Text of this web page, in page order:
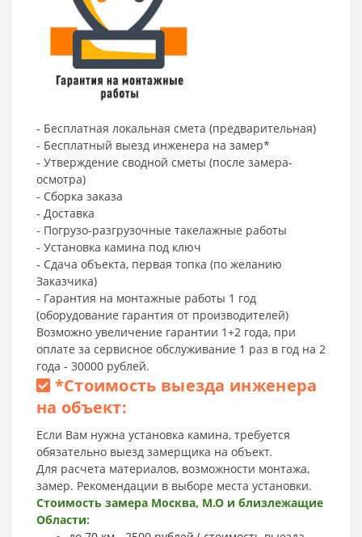
- Бесплатная локальная смета (предварительная)
- Бесплатный выезд инженера на замер*
- Утверждение сводной сметы (после замера-
осмотра)
- Сборка заказа
- Доставка
- Погрузо-разгрузочные такелажные работы
- Установка камина под ключ
- Сдача объекта, первая топка (по желанию
Заказчика)
- Гарантия на монтажные работы 1 год
(оборудование гарантия от производителей)
Возможно увеличение гарантии 1+2 года, при
оплате за сервисное обслуживание 1 раз в год на 2
года - 30000 рублей.
*Стоимость выезда инженера
на объект:
Если Вам нужна установка камина, требуется
обязательно выезд замерщика на объект.
Для расчета материалов, возможности монтажа,
замер. Рекомендации в выборе места установки.
Стоимость замера Москва, М.О и близлежащие
Области: